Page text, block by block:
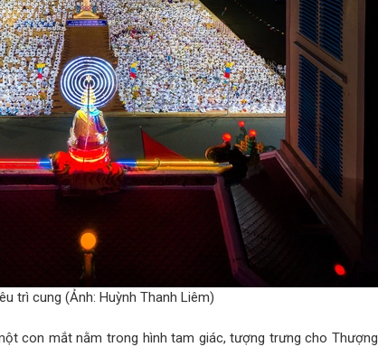
trì cung (Ảnh: Huỳnh Thanh Liêm)
con mắt nằm trong hình tam giác, tượng trưng cho Thượng